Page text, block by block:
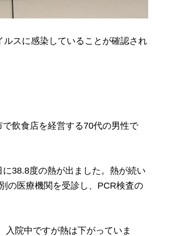
スに感染していることが確認され
飲食店を経営する70代の男性で
38.8度の熱が出ました。熱が続い
の医療機関を受診し、PCR検査の
院中ですが熱は下がっていま